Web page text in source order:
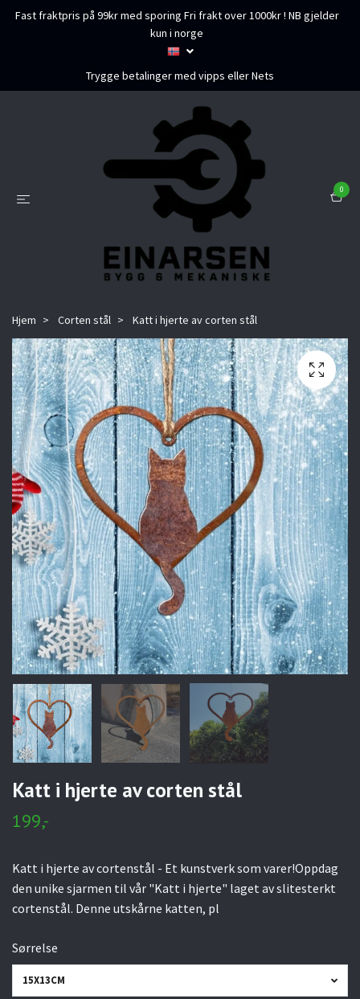
Fast fraktpris på 99kr med sporing Fri frakt over 1000kr ! NB gjelder
kun i norge
Trygge betalinger med vipps eller Nets
0
Hjem Corten stål Katt i hjerte av corten stål
Katt i hjerte av corten stål
199,-
Katt i hjerte av cortenstål - Et kunstverk som varer!Oppdag
den unike sjarmen til vår "Katt i hjerte" laget av slitesterkt
cortenstål. Denne utskårne katten, pl
Sørrelse
15X13CM